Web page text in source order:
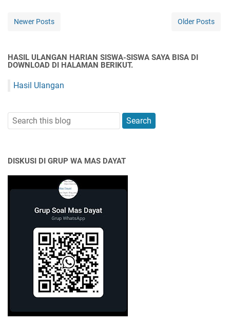
Newer Posts Older Posts
HASIL ULANGAN HARIAN SISWA-SISWA SAYA BISA DI
DOWNLOAD DI HALAMAN BERIKUT.
Hasil Ulangan
DISKUSI DI GRUP WA MAS DAYAT